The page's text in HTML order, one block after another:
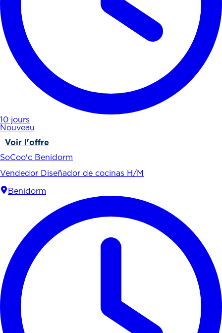
10 jours
Nouveau
Voir l'offre
SoCoo'c Benidorm
Vendedor Diseñador de cocinas H/M
Benidorm